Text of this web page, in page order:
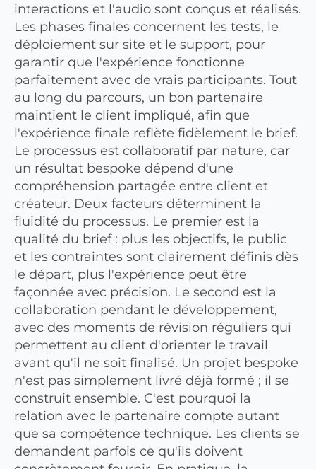
interactions et l'audio sont conçus et réalisés.
Les phases finales concernent les tests, le
déploiement sur site et le support, pour
garantir que l'expérience fonctionne
parfaitement avec de vrais participants. Tout
au long du parcours, un bon partenaire
maintient le client impliqué, afin que
l'expérience finale reflète fidèlement le brief.
Le processus est collaboratif par nature, car
un résultat bespoke dépend d'une
compréhension partagée entre client et
créateur. Deux facteurs déterminent la
fluidité du processus. Le premier est la
qualité du brief : plus les objectifs, le public
et les contraintes sont clairement définis dès
le départ, plus l'expérience peut être
façonnée avec précision. Le second est la
collaboration pendant le développement,
avec des moments de révision réguliers qui
permettent au client d'orienter le travail
avant qu'il ne soit finalisé. Un projet bespoke
n'est pas simplement livré déjà formé ; il se
construit ensemble. C'est pourquoi la
relation avec le partenaire compte autant
que sa compétence technique. Les clients se
demandent parfois ce qu'ils doivent